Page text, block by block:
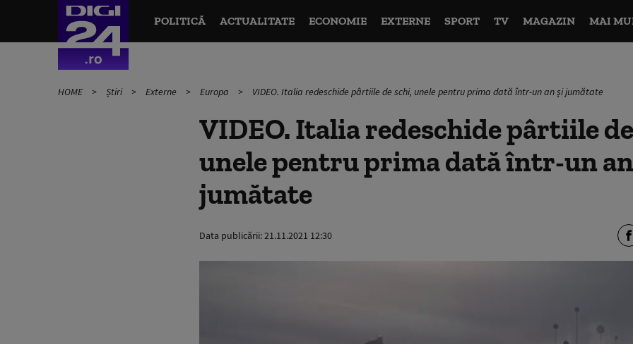
POLITICĂ ACTUALITATE ECONOMIE EXTERNE SPORT TV MAGAZIN MAI
HOME Știri Externe Europa VIDEO. Italia redeschide pârtiile de schi, unele pentru prima dată într-un an și jumătate
VIDEO. Italia redeschide pârtiile
unele pentru prima dată într-un
jumătate
Data publicării:21.11.2021 12:30